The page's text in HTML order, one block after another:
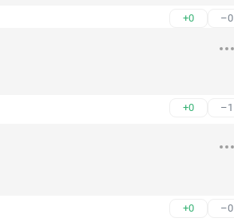
+0 –0
+0 –1
+0 –0